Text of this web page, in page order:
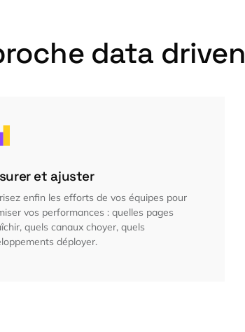
data driven
et ajuster
enfin les efforts de vos équipes pour
vos performances : quelles pages
quels canaux choyer, quels
déployer.